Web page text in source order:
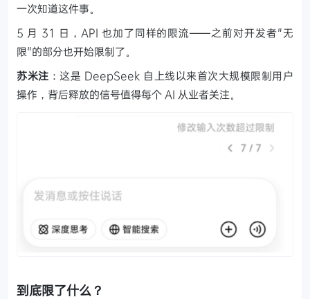
一次知道这件事。
5 月 31 日，API 也加了同样的限流——之前对开发者"无
限"的部分也开始限制了。
苏米注 ：这是 DeepSeek 自上线以来首次大规模限制用户
操作，背后释放的信号值得每个 AI 从业者关注。
到底限了什么？